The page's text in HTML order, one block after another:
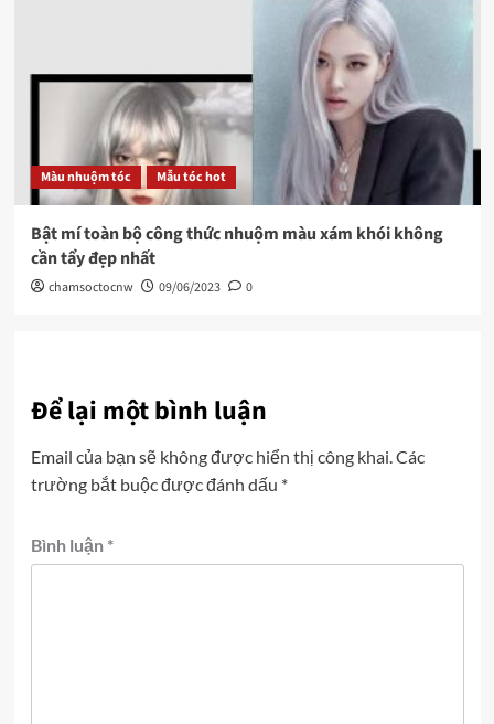
Màu nhuộm tóc Mẫu tóc hot
Bật mí toàn bộ công thức nhuộm màu xám khói không
cần tẩy đẹp nhất
chamsoctocnw 09/06/2023 0
Để lại một bình luận
Email của bạn sẽ không được hiển thị công khai.Các
trường bắt buộc được đánh dấu *
Bình luận *